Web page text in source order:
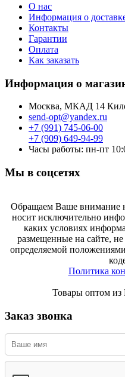
О нас
Информация о
Контакты
Гарантии
Оплата
Как заказать
Информация о
Москва, МКАД 14
send-opt@yandex.ru
+7 (991) 745-06-00
+7 (909) 649-94-99
Часы работы: пн-пт
Мы в соцсетях
Обращаем Ваше внимание
носит исключительно
каких условиях
размещенные на сайте,
определяемой
Политика
Товары оптом
Заказ звонка